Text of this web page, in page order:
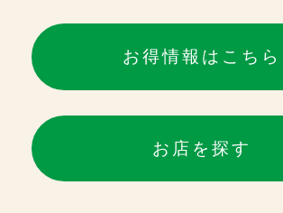
お得情報はこちら
お店を探す